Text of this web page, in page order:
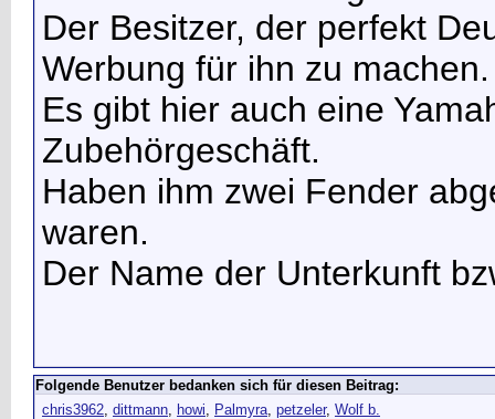
Der Besitzer, der perfekt
Werbung für ihn zu machen.
Es gibt hier auch eine
Zubehörgeschäft.
Haben ihm zwei Fender
waren.
Der Name der Unterkunft
Folgende Benutzer bedanken sich für diesen Beitrag:
chris3962, dittmann, howi, Palmyra, petzeler, Wolf b.